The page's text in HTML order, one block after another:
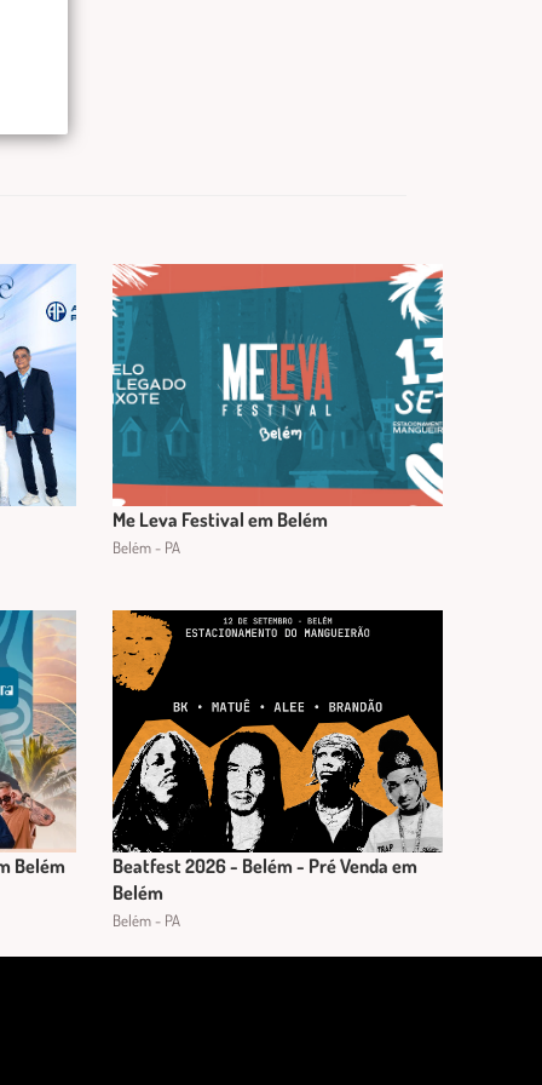
Me Leva Festival em Belém
Belém - PA
Belém
Beatfest 2026 - Belém - Pré Venda em
Belém
Belém - PA